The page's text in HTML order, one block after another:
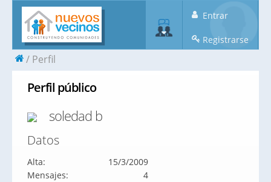
Entrar
Registrarse
Perfil
Perfil público
soledad b
Datos
Alta:
15/3/2009
Mensajes:
4